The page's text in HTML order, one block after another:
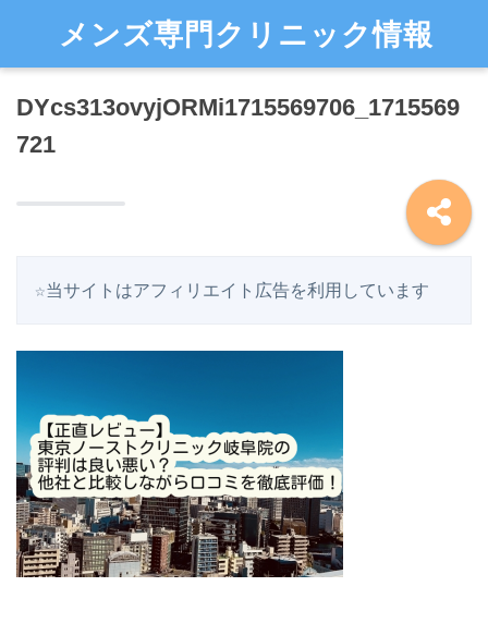
メンズ専門クリニック情報
DYcs313ovyjORMi1715569706_1715569
721
☆当サイトはアフィリエイト広告を利用しています